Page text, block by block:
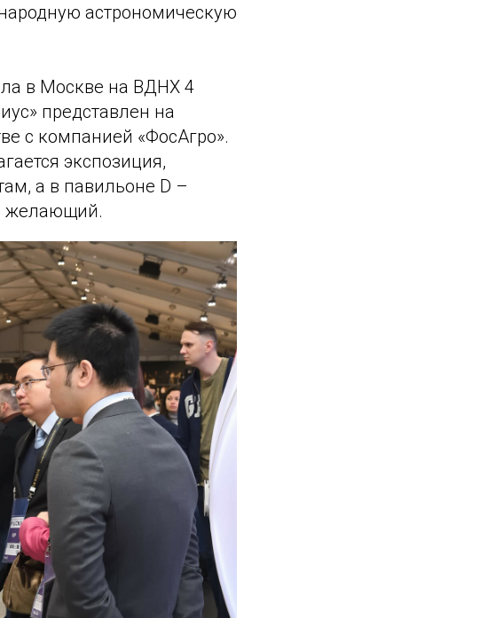
астрономическую
в Москве на ВДНХ 4
представлен на
с компанией «ФосАгро».
экспозиция,
а в павильоне D –
желающий.